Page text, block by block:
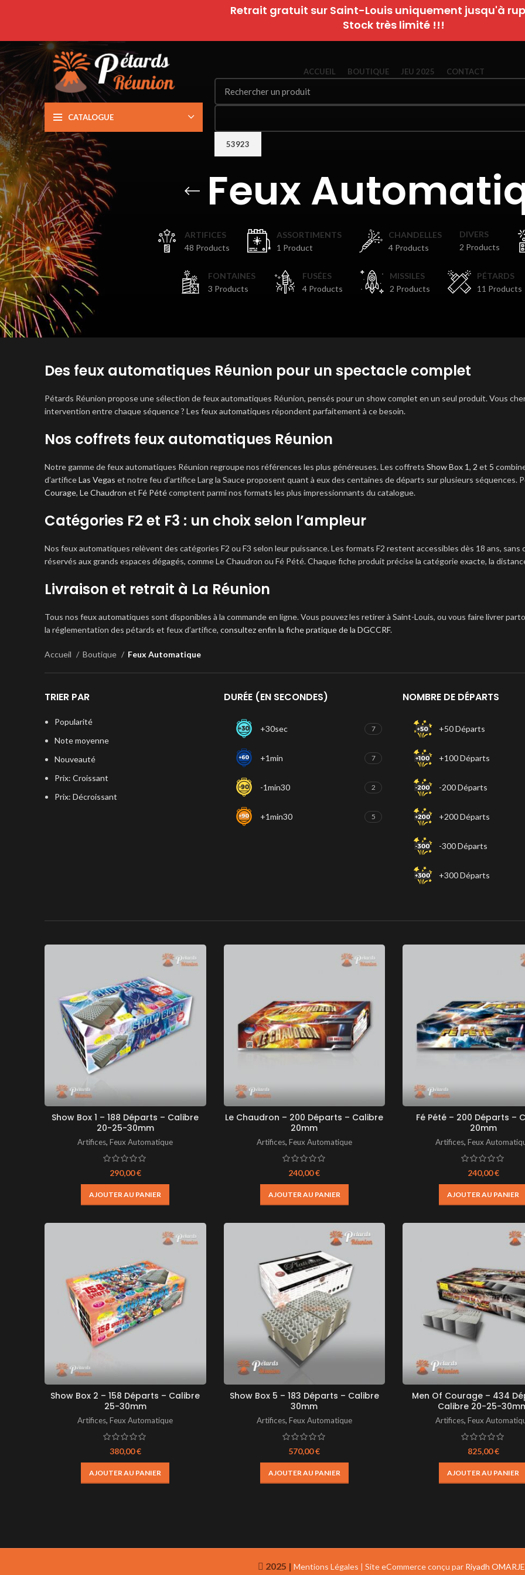
ACCUEIL BOUTIQUE JEU 2025 CONTACT
CATALOGUE
Feux
ARTIFICES
48 Products
ASSORTIMENTS
1 Product
CHANDELLES
4 Products
DIVERS
2 Products
FONTAINES
3 Products
FUSÉES
4 Products
MISSILES
2 Products
PÉTARDS
11 Products
Des feux automatiques Réunion pour un spectacle complet
Pétards Réunion propose une sélection de feux automatiques Réunion, pensés pour un show complet en un seul produit. Vous
intervention entre chaque séquence ? Les feux automatiques répondent parfaitement à ce besoin.
Nos coffrets feux automatiques Réunion
Notre gamme de feux automatiques Réunion regroupe nos références les plus généreuses. Les coffrets Show Box 1, 2 et 5
d’artificeLas Vegas et notre feu d’artifice Larg la Sauce proposent quant à eux des centaines de départs sur plusieurs séquences.
Courage, Le Chaudron et Fé Pétécomptent parmi nos formats les plus impressionnants du catalogue.
Catégories F2 et F3 : un choix selon l’ampleur
Nos feux automatiques relèvent des catégories F2 ou F3 selon leur puissance. Les formats F2 restent accessibles dès 18 ans,
réservés aux grands espaces dégagés, comme Le Chaudron ou Fé Pété. Chaque fiche produit précise la catégorie exacte, la
Livraison et retrait à La Réunion
Tous nos feux automatiques sont disponibles à la commande en ligne. Vous pouvez les retirer à Saint-Louis, ou vous faire livrer
la réglementation des pétards et feux d’artifice, consultez enfin la fiche pratique de la DGCCRF.
Accueil Boutique Feux Automatique
TRIER PAR
Popularité
Note moyenne
Nouveauté
Prix: Croissant
Prix: Décroissant
DURÉE (EN SECONDES)
+30sec 7
+1min 7
-1min30 2
+1min30 5
NOMBRE DE DÉPARTS
+50 Départs
+100 Départs
-200 Départs
+200 Départs
-300 Départs
+300 Départs
Show Box 1 – 188 Départs – Calibre
20-25-30mm
Artifices,Feux Automatique
290,00€
AJOUTER AU PANIER
Le Chaudron – 200 Départs – Calibre
20mm
Artifices, Feux Automatique
240,00€
AJOUTER AU PANIER
Fé Pété – 200 Départs –
20mm
Artifices,Feux
240,00€
AJOUTER AU PANIER
Show Box 2 – 158 Départs – Calibre
25-30mm
Artifices,Feux Automatique
380,00€
AJOUTER AU PANIER
Show Box 5 – 183 Départs – Calibre
30mm
Artifices, Feux Automatique
570,00€
AJOUTER AU PANIER
Men Of Courage – 434
Calibre 20-25-
Artifices,Feux
825,00€
AJOUTER AU PANIER
2025 | Mentions Légales | Site eCommerce conçu par Riyadh
Retrait gratuit sur Saint-Louis uniquement jusqu'à
Stock très limité !!!